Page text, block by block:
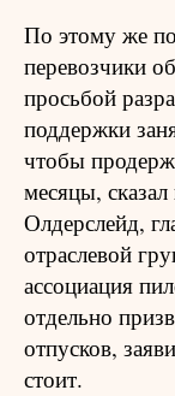
По этому же
перевозчики
просьбой
поддержки
чтобы
месяцы,
Олдерслейд,
отраслевой
ассоциация
отдельно
отпусков,
стоит.